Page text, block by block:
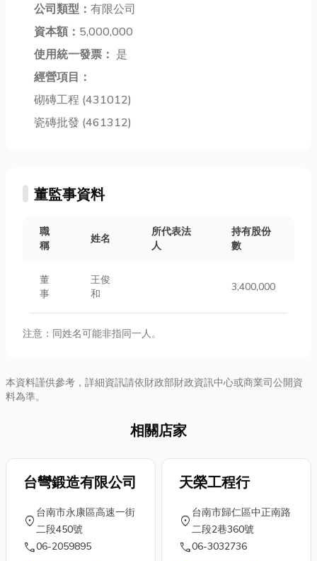
要特別留意的
呢？讓我們
進行評估，並
決定可貸款
公司類型： 有限公司
資本額： 5,000,000
使用統一發票： 是
經營項目：
砌磚工程 (431012)
瓷磚批發 (461312)
董監事資料
職
稱
姓名
所代表法
人
持有股份
數
董
事
王俊
和
3,400,000
注意：同姓名可能非指同一人。
本資料謹供參考，詳細資訊請依財政部財政資訊中心或商業司公開資
料為準。
相關店家
台彎鍛造有限公司
location_on
台南市永康區高速一街
二段450號
call06-2059895
天榮工程行
location_on
台南市歸仁區中正南路
二段2巷360號
call06-3032736